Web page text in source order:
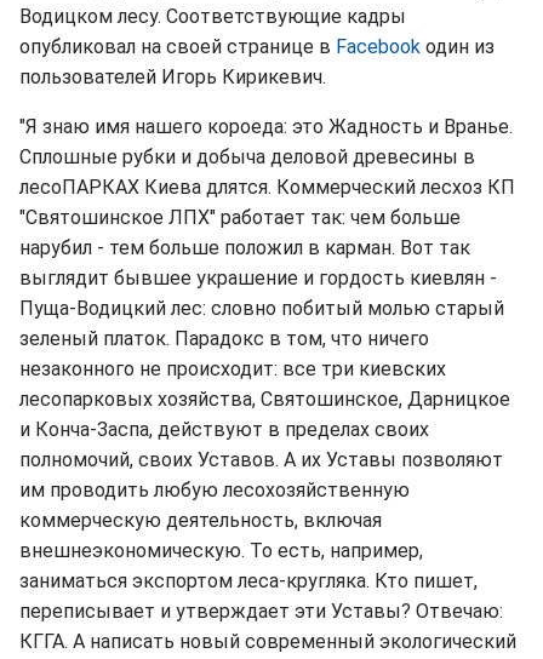
Водицком лесу. Соответствующие кадры
опубликовал на своей странице в Facebook один из
пользователей Игорь Кирикевич.
"Я знаю имя нашего короеда: это Жадность и Вранье.
Сплошные рубки и добыча деловой древесины в
лесоПАРКАХ Киева длятся. Коммерческий лесхоз КП
"Святошинское ЛПХ" работает так: чем больше
нарубил - тем больше положил в карман. Вот так
выглядит бывшее украшение и гордость киевлян -
Пуща-Водицкий лес: словно побитый молью старый
зеленый платок. Парадокс в том, что ничего
незаконного не происходит: все три киевских
лесопарковых хозяйства, Святошинское, Дарницкое
и Конча-Заспа, действуют в пределах своих
полномочий, своих Уставов. А их Уставы позволяют
им проводить любую лесохозяйственную
коммерческую деятельность, включая
внешнеэкономическую. То есть, например,
заниматься экспортом леса-кругляка. Кто пишет,
переписывает и утверждает эти Уставы? Отвечаю:
КГГА. А написать новый современный экологический